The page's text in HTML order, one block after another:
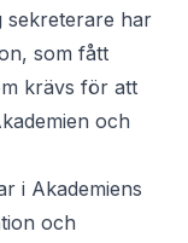
har
som fått
krävs för att
och
i Akademiens
och